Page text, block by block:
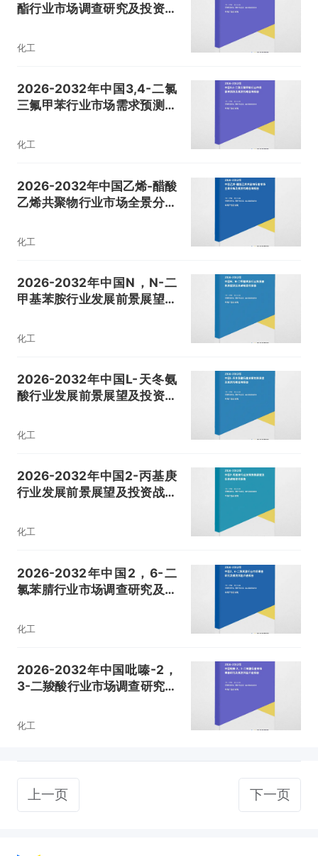
酯行业市场调查研究及投资风
化工
2026-2032年中国3,4-二氯
三氟甲苯行业市场需求预测及
化工
2026-2032年中国乙烯-醋酸
乙烯共聚物行业市场全景分析
化工
2026-2032年中国N，N-二
甲基苯胺行业发展前景展望及
化工
2026-2032年中国L-天冬氨
酸行业发展前景展望及投资战
化工
2026-2032年中国2-丙基庚
行业发展前景展望及投资战略
化工
2026-2032年中国2，6-二
氯苯腈行业市场调查研究及投
化工
2026-2032年中国吡嗪-2，
3-二羧酸行业市场调查研究及
化工
上一页 下一页